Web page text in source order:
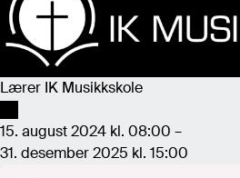
Lærer IK Musikkskole
15. august 2024 kl. 08:00 –
31. desember 2025 kl. 15:00